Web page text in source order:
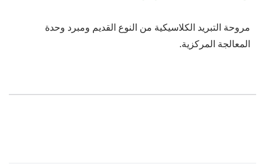
مروحة التبريد الكلاسيكية من النوع القديم ومبرد وحدة
المعالجة المركزية.